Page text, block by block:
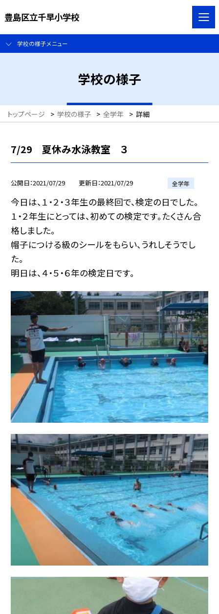
豊島区立千早小学校
学校の様子メニュー
学校の様子
トップページ > 学校の様子 > 全学年 > 詳細
7/29 夏休み水泳教室 ３
公開日 2021/07/29 更新日 2021/07/29 全学年
今日は、１・２・３年生の最終回で、検定の日でした。
１・２年生にとっては、初めての検定です。たくさん合
格しました。
帽子につける級のシールをもらい、うれしそうでし
た。
明日は、４・５・６年の検定日です。